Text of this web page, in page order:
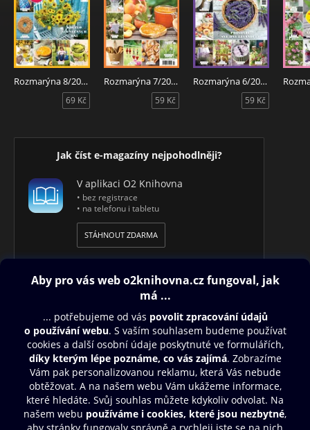
Rozmarýna 8/2026
69 Kč
Rozmarýna 7/2026
59 Kč
Rozmarýna 6/2026
59 Kč
Jak číst e-magazíny nejpohodlněji?
V aplikaci O2 Knihovna
• bez registrace
• na telefonu i tabletu
STÁHNOUT ZDARMA
Obsah ke stažení
Moje O2 Knihovna
Další zábava